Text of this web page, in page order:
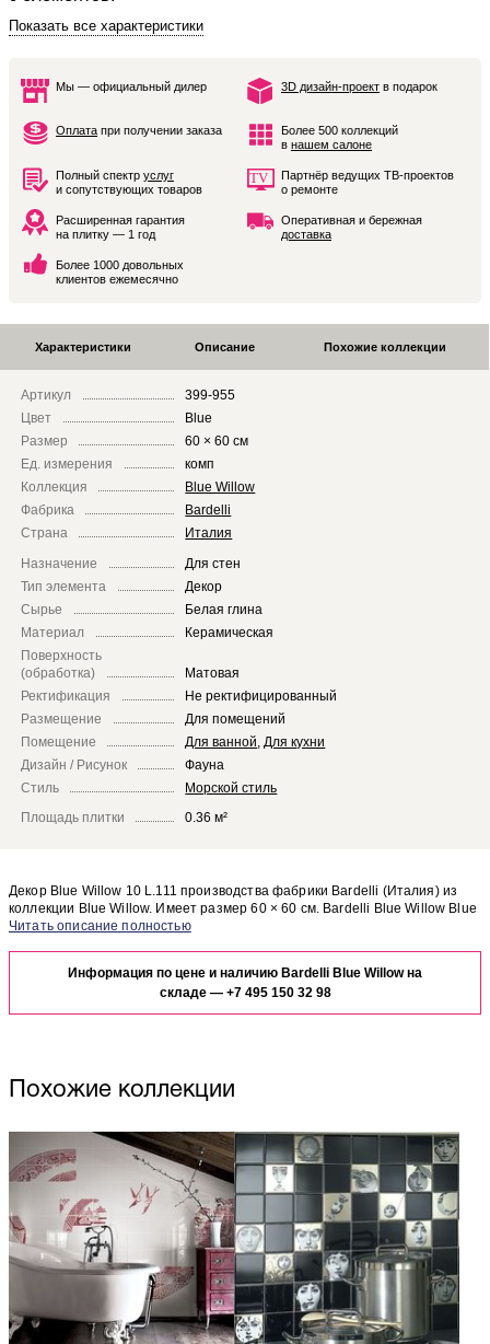
Показать все характеристики
Мы — официальный дилер 3D дизайн-проект в подарок
Оплата при получении заказа
Более 500 коллекций
в нашем салоне
Полный спектр услуг
и сопутствующих товаров
Партнёр ведущих ТВ-проектов
о ремонте
Расширенная гарантия
на плитку — 1 год
Оперативная и бережная
доставка
Более 1000 довольных
клиентов ежемесячно
Характеристики Описание Похожие коллекции
Артикул
399-955
Цвет
Blue
Размер
60 × 60 см
Ед. измерения
комп
Коллекция
Blue Willow
Фабрика
Bardelli
Страна
Италия
Назначение
Для стен
Тип элемента
Декор
Сырье
Белая глина
Материал
Керамическая
Поверхность
(обработка)
Матовая
Ректификация
Не ректифицированный
Размещение
Для помещений
Помещение
Для ванной Для кухни
Дизайн / Рисунок
Фауна
Стиль
Морской стиль
Площадь плитки
0.36 м²
Декор Blue Willow 10 L.111 производства фабрики Bardelli (Италия) из
коллекции Blue Willow. Имеет размер 60 × 60 см. Bardelli Blue Willow Blue
Willow 10 L.111 отлично сочетается с другими элементами коллекции
отделке Вашего помещения, закажите бесплатный дизайн-проект с
использованием элементов коллекции Bardelli Blue Willow.
Информация по цене и наличию Bardelli Blue Willow на
складе — +7 495 150 32 98
Похожие коллекции